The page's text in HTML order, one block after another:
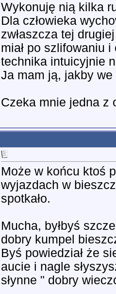
Wykonuję nią kilka
Dla człowieka
zwłaszcza tej
miał po szlifowaniu
technika intuicyjnie
Ja mam ją, jakby
Czeka mnie jedna z
Może w końcu ktoś
wyjazdach w
spotkało.
Mucha, byłbyś
dobry kumpel
Byś powiedział że
aucie i nagle
słynne " dobry